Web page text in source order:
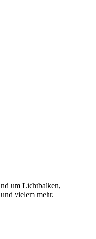
um Lichtbalken,
vielem mehr.